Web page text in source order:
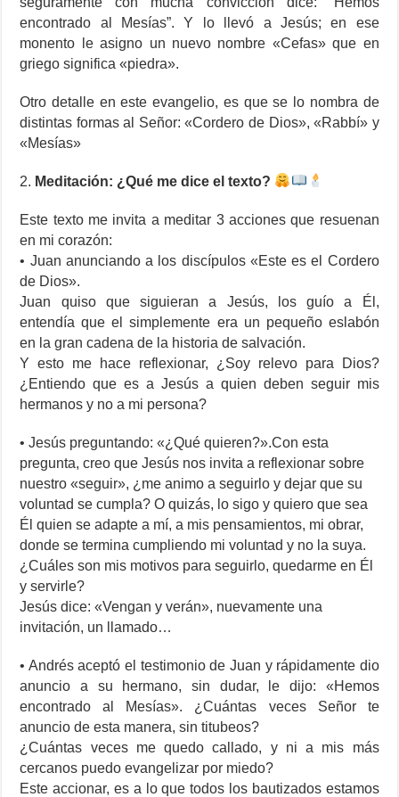
encontrado al Mesías”. Y lo llevó a Jesús; en ese
monento le asigno un nuevo nombre «Cefas» que en
griego significa «piedra».
Otro detalle en este evangelio, es que se lo nombra de
distintas formas al Señor: «Cordero de Dios», «Rabbí» y
«Mesías»
2. Meditación: ¿Qué me dice el texto?
Este texto me invita a meditar 3 acciones que resuenan
en mi corazón:
• Juan anunciando a los discípulos «Este es el Cordero
de Dios».
Juan quiso que siguieran a Jesús, los guío a Él,
entendía que el simplemente era un pequeño eslabón
en la gran cadena de la historia de salvación.
Y esto me hace reflexionar, ¿Soy relevo para Dios?
¿Entiendo que es a Jesús a quien deben seguir mis
hermanos y no a mi persona?
• Jesús preguntando: «¿Qué quieren?».Con esta
pregunta, creo que Jesús nos invita a reflexionar sobre
nuestro «seguir», ¿me animo a seguirlo y dejar que su
voluntad se cumpla? O quizás, lo sigo y quiero que sea
Él quien se adapte a mí, a mis pensamientos, mi obrar,
donde se termina cumpliendo mi voluntad y no la suya.
¿Cuáles son mis motivos para seguirlo, quedarme en Él
y servirle?
Jesús dice: «Vengan y verán», nuevamente una
invitación, un llamado…
• Andrés aceptó el testimonio de Juan y rápidamente dio
anuncio a su hermano, sin dudar, le dijo: «Hemos
encontrado al Mesías». ¿Cuántas veces Señor te
anuncio de esta manera, sin titubeos?
¿Cuántas veces me quedo callado, y ni a mis más
cercanos puedo evangelizar por miedo?
Este accionar, es a lo que todos los bautizados estamos